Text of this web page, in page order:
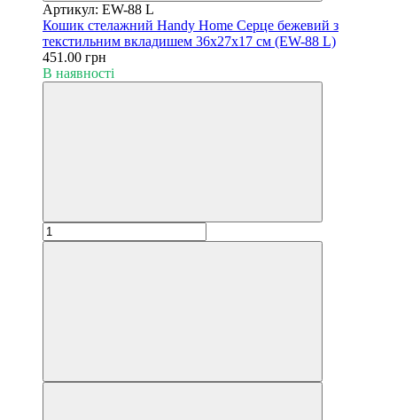
Артикул: EW-88 L
Кошик стелажний Handy Home Серце бежевий з
текстильним вкладишем 36х27х17 см (EW-88 L)
451.00 грн
В наявності